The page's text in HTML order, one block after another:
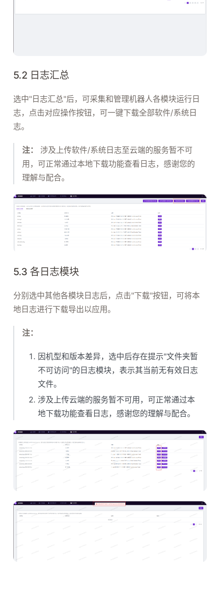
5.2 日志汇总
选中"日志汇总"后，可采集和管理机器人各模块运行日
志，点击对应操作按钮，可一键下载全部软件/系统日
志。
注：
涉及上传软件/系统日志至云端的服务暂不可
用，可正常通过本地下载功能查看日志，感谢您的
理解与配合。
5.3 各日志模块
分别选中其他各模块日志后，点击"下载"按钮，可将本
地日志进行下载导出以应用。
注：
因机型和版本差异，选中后存在提示"文件夹暂
不可访问"的日志模块，表示其当前无有效日志
文件。
涉及上传云端的服务暂不可用，可正常通过本
地下载功能查看日志，感谢您的理解与配合。